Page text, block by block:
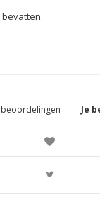
bevatten.
Je
beoordelingen